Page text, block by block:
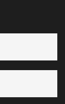
mit unserem